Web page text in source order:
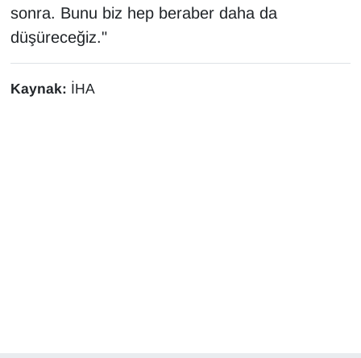
sonra. Bunu biz hep beraber daha da
düşüreceğiz."
Kaynak: İHA